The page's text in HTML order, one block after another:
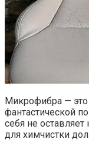
Микрофибра — это
фантастической
себя не
для химчистки